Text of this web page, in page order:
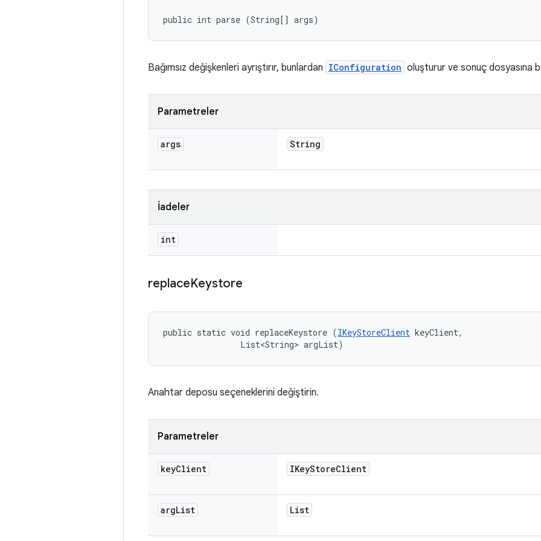
public int parse (String[] args)
Bağımsız değişkenleri ayrıştırır, bunlardan IConfiguration oluşturur ve sonuç dosyasına
Parametreler
args String
İadeler
int
replaceKeystore
public static void replaceKeystore (IKeyStoreClient keyClient,
                List<String> argList)
Anahtar deposu seçeneklerini değiştirin.
Parametreler
keyClient IKeyStoreClient
argList List